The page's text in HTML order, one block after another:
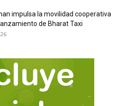
impulsa la movilidad cooperativa
de Bharat Taxi